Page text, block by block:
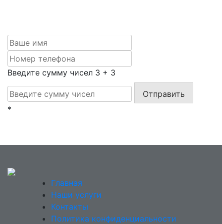
Введите сумму чисел 3 + 3
Отправить
*
Главная
Наши услуги
Контакты
Политика конфиденциальности